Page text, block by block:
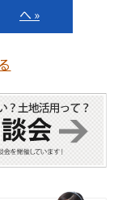
へ »